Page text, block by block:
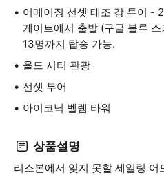
어메이징 선셋 테조 강 투어 -
게이트에서 출발 (구글 블루
13명까지 탑승 가능.
올드 시티 관광
선셋 투어
아이코닉 벨렘 타워
상품설명
리스본에서 잊지 못할 세일링